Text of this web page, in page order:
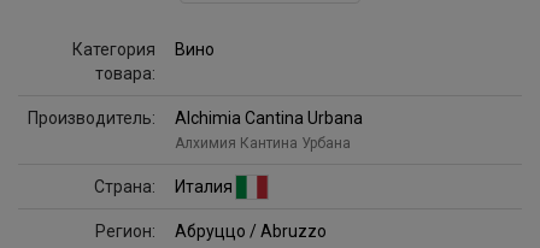
Категория
товара:
Вино
Производитель: Alchimia Cantina Urbana
Алхимия Кантина Урбана
Страна: Италия
Регион: Абруццо / Abruzzo